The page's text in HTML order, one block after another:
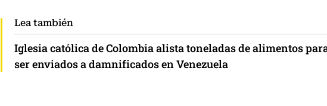
Lea también
Iglesia católica de Colombia alista toneladas de alimentos
ser enviados a damnificados en Venezuela